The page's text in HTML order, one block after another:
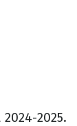
2025.